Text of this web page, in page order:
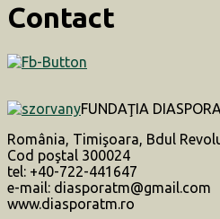
Contact
FUNDAŢIA DIASPORA
România, Timişoara, Bdul
Cod poştal 300024
tel: +40-722-441647
e-mail: diasporatm@gmail.com
www.diasporatm.ro